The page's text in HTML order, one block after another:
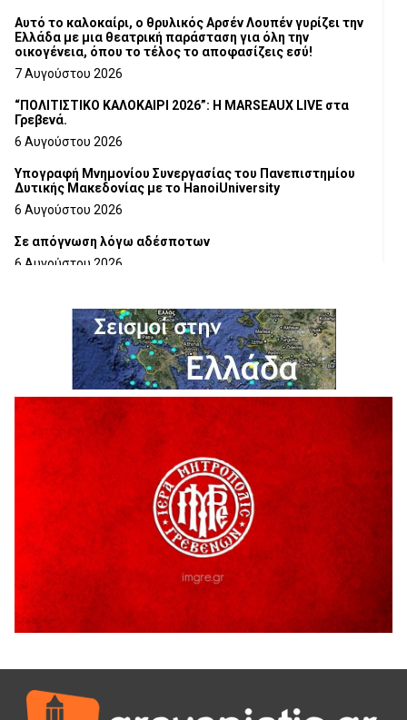
Αυτό το καλοκαίρι, ο θρυλικός Αρσέν Λουπέν γυρίζει την
Ελλάδα με μια θεατρική παράσταση για όλη την
οικογένεια, όπου το τέλος το αποφασίζεις εσύ!
7 Αυγούστου 2026
“ΠΟΛΙΤΙΣΤΙΚΟ ΚΑΛΟΚΑΙΡΙ 2026”: Η MARSEAUX LIVE στα
Γρεβενά.
6 Αυγούστου 2026
Υπογραφή Μνημονίου Συνεργασίας του Πανεπιστημίου
Δυτικής Μακεδονίας με το HanoiUniversity
6 Αυγούστου 2026
Σε απόγνωση λόγω αδέσποτων
6 Αυγούστου 2026
6 Αυγούστου 2026
Ολοκληρώνεται η ασφαλτόστρωση της οδού Περιβόλι –
6 Αυγούστου 2026
H παραδοχή λαθών είναι (και) δύναμη
5 Αυγούστου 2026
Ο ΑΝΔΡΕΑΣ ΑΣΛΑΝΙΔΗΣ ΣΥΝΕΧΙΖΕΙ ΣΤΟΝ ΠΡΩΤΕΑ
ΓΡΕΒΕΝΩΝ
5 Αυγούστου 2026
Ευχαριστήριο Εκπολιτιστικού Συλλόγου Ταξιάρχη προς κ.
Παρασχάκη Αθανάσιο
5 Αυγούστου 2026
Διακοπή υδροδότησης του Α΄ κλάδου ύδρευσης
5 Αυγούστου 2026
Θερινό Σινεμά στο πλαίσιο του «Πολιτιστικού